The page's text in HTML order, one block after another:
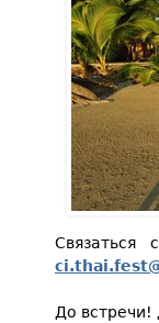
До встречи!